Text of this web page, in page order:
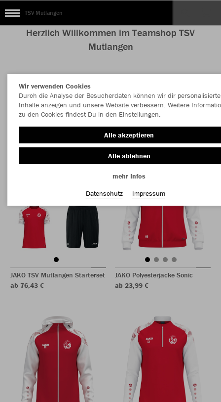
TSV Mutlangen
Herzlich Willkommen im Teamshop TSV
Mutlangen
Nachhaltig Farbe
JAKO TSV Mutlangen Starterset
ab 76,43 €
JAKO Polyesterjacke Sonic
ab 23,99 €
Wir verwenden Cookies
Durch die Analyse der Besucherdaten können wir dir personalisierte
Inhalte anzeigen und unsere Website verbessern. Weitere
zu den Cookies findest Du in den Einstellungen.
Alle akzeptieren
Alle ablehnen
mehr Infos
Datenschutz
Impressum